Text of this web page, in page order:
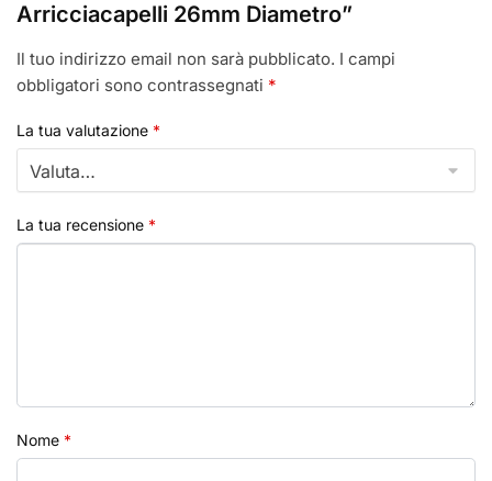
Arricciacapelli 26mm Diametro”
Il tuo indirizzo email non sarà pubblicato. I campi
obbligatori sono contrassegnati *
La tua valutazione *
La tua recensione *
Nome *